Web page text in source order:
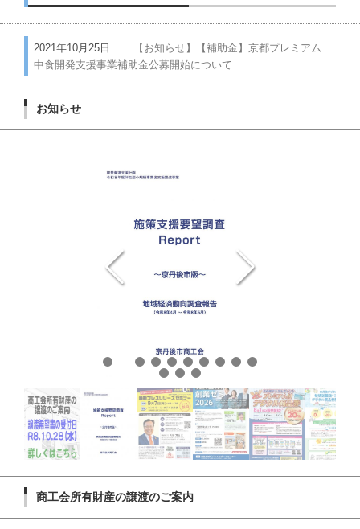
2021年10月25日
【お知らせ】【補助金】京都プレミアム
中食開発支援事業補助金公募開始について
お知らせ
商工会所有財産の譲渡のご案内